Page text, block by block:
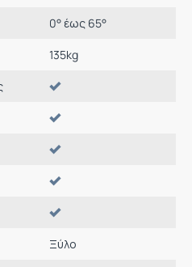
0° έως 65°
135kg
Ξύλο